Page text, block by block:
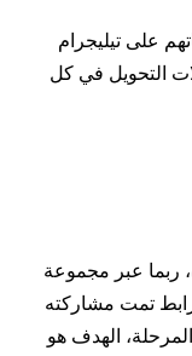
تيليجرام
في كل
عبر مجموعة
تمت مشاركته
الهدف هو